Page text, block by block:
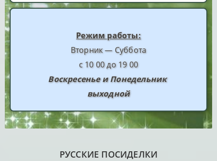
Режим работы:
Вторник — Суббота
с 10 00 до 19 00
Воскресенье и Понедельник
выходной
РУССКИЕ ПОСИДЕЛКИ